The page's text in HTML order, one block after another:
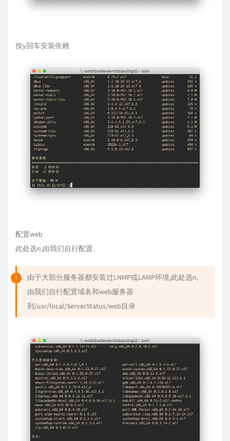
按y回车安装依赖
配置web
此处选n,由我们自行配置.
由于大部分服务器都安装过LNMP或LAMP环境,此处选n,
由我们自行配置域名和web服务器
到/usr/local/ServerStatus/web目录